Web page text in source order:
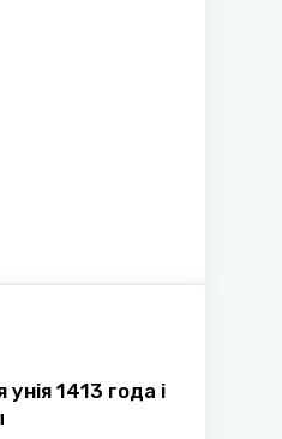
унiя 1413 года i